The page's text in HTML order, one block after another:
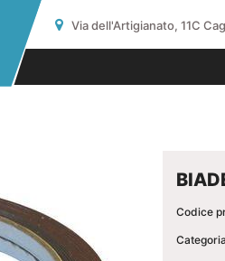
Via dell'Artigianato, 11C
Codice